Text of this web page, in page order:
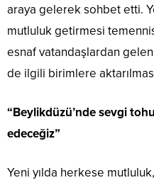
araya gelerek sohbet etti.
mutluluk getirmesi
esnaf vatandaşlardan
de ilgili birimlere
“Beylikdüzü’nde sevgi
edeceğiz”
Yeni yılda herkese